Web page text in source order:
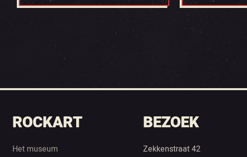
ROCKART
Het museum
BEZOEK
Zekkenstraat 42